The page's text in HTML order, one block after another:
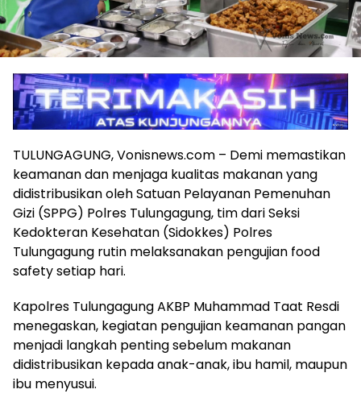
TULUNGAGUNG, Vonisnews.com – Demi memastikan
keamanan dan menjaga kualitas makanan yang
didistribusikan oleh Satuan Pelayanan Pemenuhan
Gizi (SPPG) Polres Tulungagung, tim dari Seksi
Kedokteran Kesehatan (Sidokkes) Polres
Tulungagung rutin melaksanakan pengujian food
safety setiap hari.
Kapolres Tulungagung AKBP Muhammad Taat Resdi
menegaskan, kegiatan pengujian keamanan pangan
menjadi langkah penting sebelum makanan
didistribusikan kepada anak-anak, ibu hamil, maupun
ibu menyusui.